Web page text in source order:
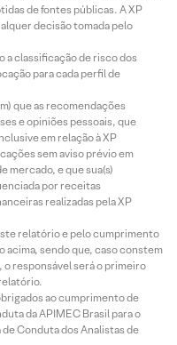
de fontes públicas. A XP
decisão tomada pelo
a classificação de risco dos
para cada perfil de
que as recomendações
e opiniões pessoais, que
em relação à XP
sem aviso prévio em
mercado, e que sua(s)
por receitas
realizadas pela XP
relatório e pelo cumprimento
acima, sendo que, caso constem
o responsável será o primeiro
ao cumprimento de
da APIMEC Brasil para o
Conduta dos Analistas de